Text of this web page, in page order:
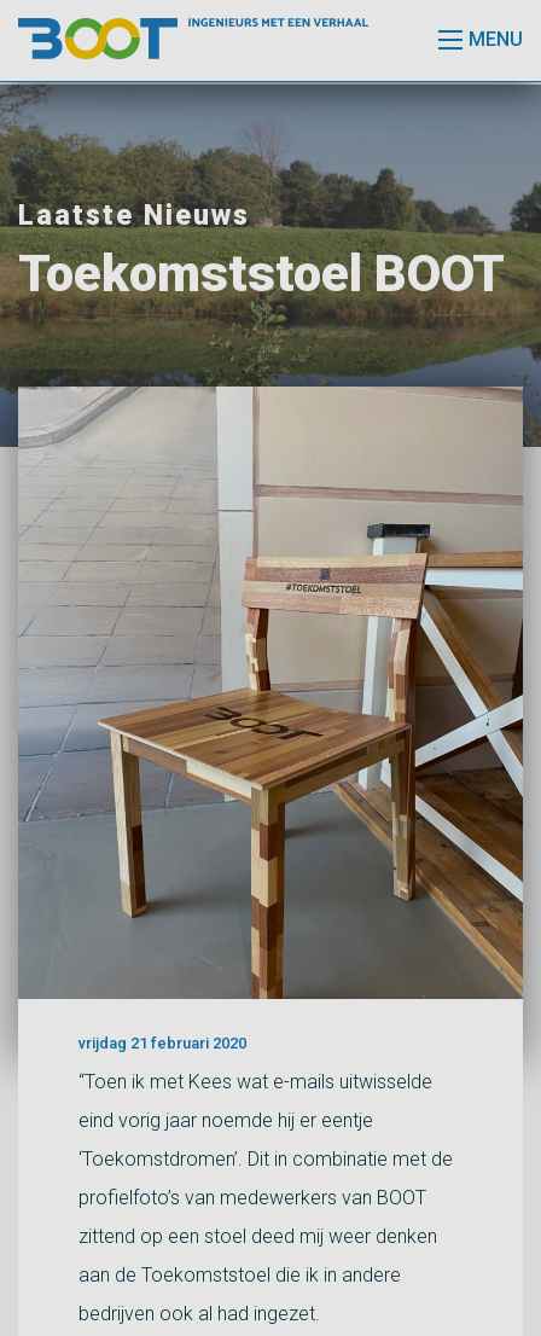
MENU
Laatste Nieuws
Toekomststoel BOOT
vrijdag 21 februari 2020
“Toen ik met Kees wat e-mails uitwisselde
eind vorig jaar noemde hij er eentje
‘Toekomstdromen’. Dit in combinatie met de
profielfoto’s van medewerkers van BOOT
zittend op een stoel deed mij weer denken
aan de Toekomststoel die ik in andere
bedrijven ook al had ingezet.